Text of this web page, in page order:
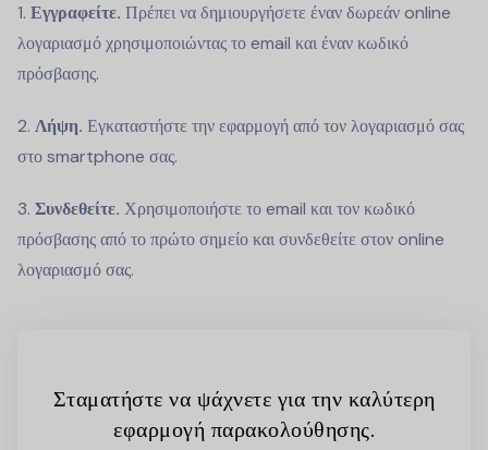
1. Εγγραφείτε. Πρέπει να δημιουργήσετε έναν δωρεάν online
λογαριασμό χρησιμοποιώντας το email και έναν κωδικό
πρόσβασης.
2. Λήψη. Εγκαταστήστε την εφαρμογή από τον λογαριασμό σας
στο smartphone σας.
3. Συνδεθείτε. Χρησιμοποιήστε το email και τον κωδικό
πρόσβασης από το πρώτο σημείο και συνδεθείτε στον online
λογαριασμό σας.
Σταματήστε να ψάχνετε για την καλύτερη
εφαρμογή παρακολούθησης.